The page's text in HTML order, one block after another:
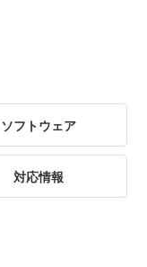
ソフトウェア
対応情報